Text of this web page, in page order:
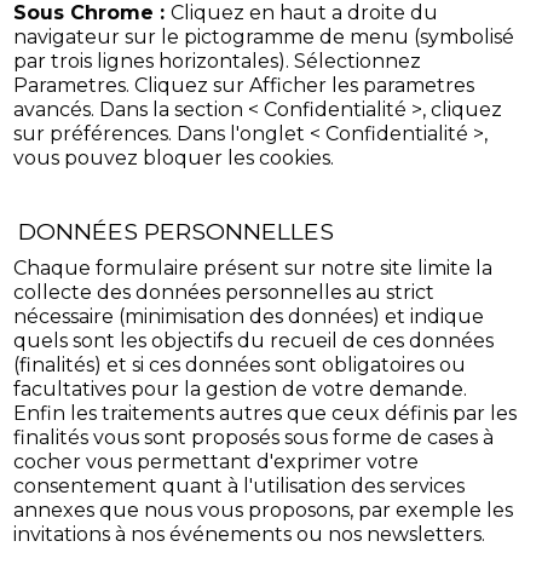
Sous Chrome : Cliquez en haut a droite du
navigateur sur le pictogramme de menu (symbolisé
par trois lignes horizontales). Sélectionnez
Parametres. Cliquez sur Afficher les parametres
avancés. Dans la section < Confidentialité >, cliquez
sur préférences. Dans l'onglet < Confidentialité >,
vous pouvez bloquer les cookies.
DONNÉES PERSONNELLES
Chaque formulaire présent sur notre site limite la
collecte des données personnelles au strict
nécessaire (minimisation des données) et indique
quels sont les objectifs du recueil de ces données
(finalités) et si ces données sont obligatoires ou
facultatives pour la gestion de votre demande.
Enfin les traitements autres que ceux définis par les
finalités vous sont proposés sous forme de cases à
cocher vous permettant d'exprimer votre
consentement quant à l'utilisation des services
annexes que nous vous proposons, par exemple les
invitations à nos événements ou nos newsletters.